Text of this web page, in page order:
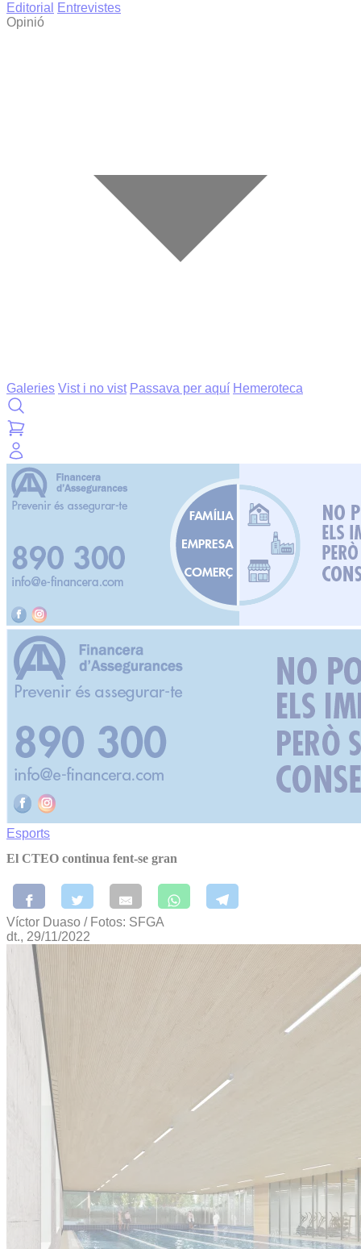
Editorial
Entrevistes
Opinió
Galeries Vist i no vist Passava per aquí Hemeroteca
Esports
El CTEO continua fent-se gran
Víctor Duaso / Fotos: SFGA
dt., 29/11/2022